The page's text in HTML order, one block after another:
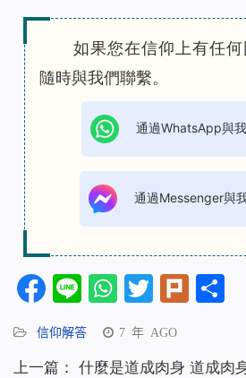
如果您在信仰上有任
隨時與我們聯繫。
通過WhatsApp與
通過Messenger與
Facebook
LineWhatsApp
Twitter
Plurk
信仰解答 7 年 AGO
上一篇： 什麼是道成肉身 道成肉